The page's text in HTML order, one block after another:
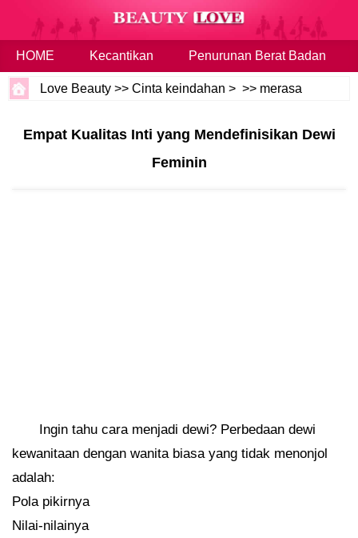
HOME Kecantikan Penurunan Berat Badan
Love Beauty >>Cinta keindahan > >> merasa
Empat Kualitas Inti yang Mendefinisikan Dewi
Feminin
Ingin tahu cara menjadi dewi? Perbedaan dewi
kewanitaan dengan wanita biasa yang tidak menonjol
adalah:
Pola pikirnya
Nilai-nilainya